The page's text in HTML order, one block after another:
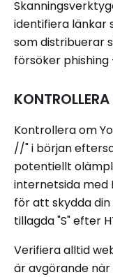
identifiera länkar
som distribuerar
försöker
Kontrollera om
//" i början
potentiellt
internetsida med
för att skydda
tillagda "S" efter
Verifiera alltid
är avgörande